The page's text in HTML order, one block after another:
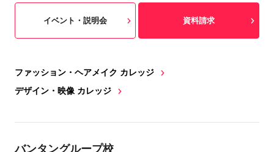
ファッション・ヘアメイク カレッジ
デザイン・映像 カレッジ
イベント・説明会 資料請求
バンタングループ校